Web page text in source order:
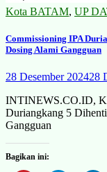
Kota BATAM, UP
Commissioning IPA
Dosing Alami Gangguan
28 Desember 202428
INTINEWS.CO.ID,
Duriangkang 5
Gangguan
Bagikan ini: